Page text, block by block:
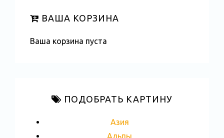
ВАША КОРЗИНА
Ваша корзина пуста
ПОДОБРАТЬ КАРТИНУ
Азия
Альпы